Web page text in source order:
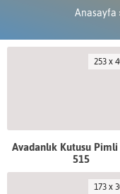
Anasayfa
253 x
Avadanlık Kutusu
515
173 x